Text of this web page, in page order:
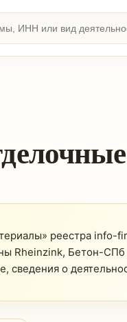
реестра info-
Rheinzink, Бетон-
сведения о